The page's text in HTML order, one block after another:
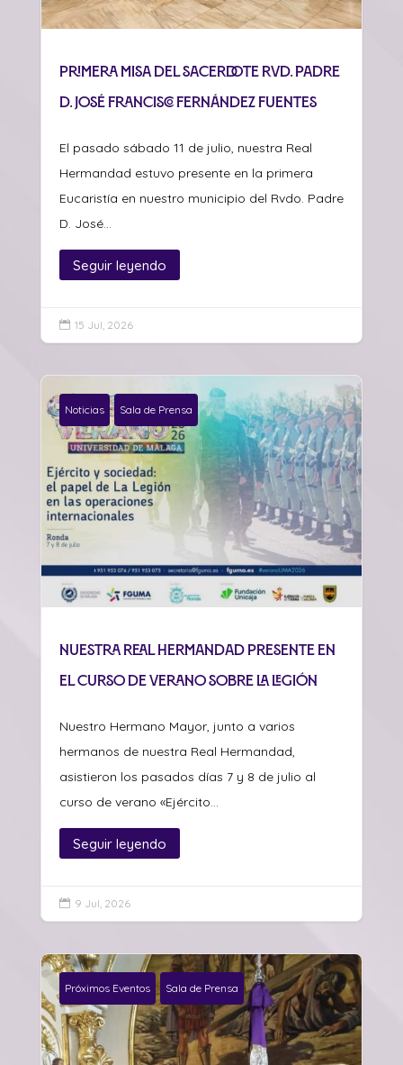
Primera misa del sacerdote Rvd. Padre
D. José Francisco Fernández Fuentes
El pasado sábado 11 de julio, nuestra Real
Hermandad estuvo presente en la primera
Eucaristía en nuestro municipio del Rvdo. Padre
D. José...
Seguir leyendo
 15 Jul, 2026
Noticias Sala de Prensa
Nuestra Real Hermandad presente en
el curso de verano sobre La Legión
Nuestro Hermano Mayor, junto a varios
hermanos de nuestra Real Hermandad,
asistieron los pasados días 7 y 8 de julio al
curso de verano «Ejército...
Seguir leyendo
 9 Jul, 2026
Próximos Eventos Sala de Prensa